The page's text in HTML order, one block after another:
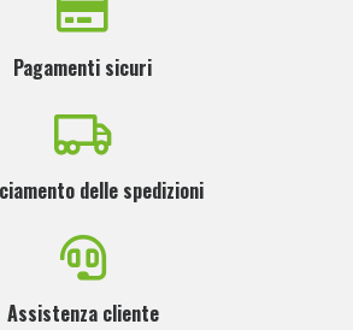
Pagamenti sicuri
delle spedizioni
Assistenza cliente